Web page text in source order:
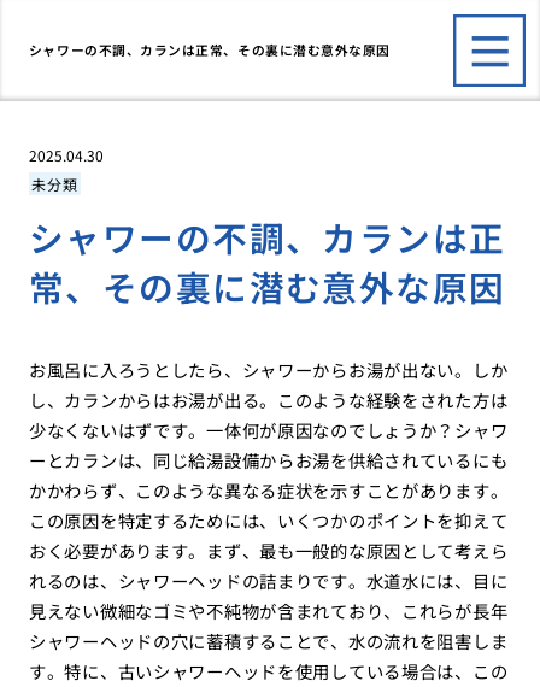
シャワーの不調、カランは正常、その裏に潜む意外な原因
2025.04.30
未分類
シャワーの不調、カランは正
常、その裏に潜む意外な原因
お風呂に入ろうとしたら、シャワーからお湯が出ない。しか
し、カランからはお湯が出る。このような経験をされた方は
少なくないはずです。一体何が原因なのでしょうか？シャワ
ーとカランは、同じ給湯設備からお湯を供給されているにも
かかわらず、このような異なる症状を示すことがあります。
この原因を特定するためには、いくつかのポイントを抑えて
おく必要があります。まず、最も一般的な原因として考えら
れるのは、シャワーヘッドの詰まりです。水道水には、目に
見えない微細なゴミや不純物が含まれており、これらが長年
シャワーヘッドの穴に蓄積することで、水の流れを阻害しま
す。特に、古いシャワーヘッドを使用している場合は、この